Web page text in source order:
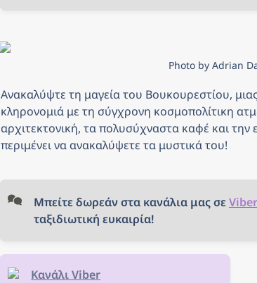
Photo by Adrian
Ανακαλύψτε τη μαγεία του Βουκουρεστίου,
κληρονομιά με τη σύγχρονη κοσμοπολίτικη
αρχιτεκτονική, τα πολυσύχναστα καφέ και
περιμένει να ανακαλύψετε τα μυστικά του!
Μπείτε δωρεάν στα κανάλια μας σε Viber
ταξιδιωτική ευκαιρία!
Κανάλι Viber